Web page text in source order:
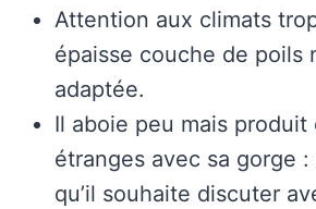
Attention aux climats
épaisse couche de poils
adaptée.
Il aboie peu mais produit
étranges avec sa gorge
qu’il souhaite discuter